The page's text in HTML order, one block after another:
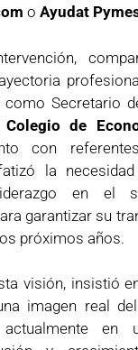
o Ayudat
como Secretario
de
con
la
en el
garantizar su
próximos años.
visión, insistió
imagen real
actualmente